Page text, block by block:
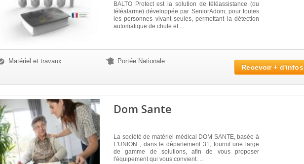
BALTO Protect est la solution de téléassistance (ou
téléalarme) développée par SeniorAdom, pour toutes
les personnes vivant seules, permettant la détection
automatique de chute et ...
Matériel et travaux Portée Nationale
Recevoir + d'infos
Dom Sante
La société de matériel médical DOM SANTE, basée à
L'UNION , dans le département 31, fournit une large
de gamme de solutions, afin de vous proposer
l'équipement qui vous convient. ...